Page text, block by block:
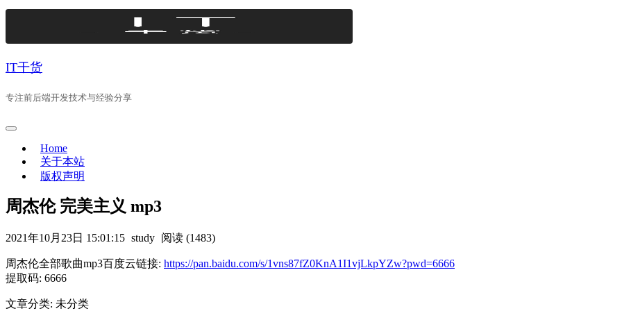
Skip
IT干货
专注前后端开发技术与经验分享
Home
关于本站
版权声明
周杰伦 完美主义 mp3
2021年10月23日 15:01:15 study 阅读 (1483)
周杰伦全部歌曲mp3百度云链接: https://pan.baidu.com/s/1vns87fZ0KnA1I1vjLkpYZw?pwd=6666
提取码: 6666
文章分类: 未分类